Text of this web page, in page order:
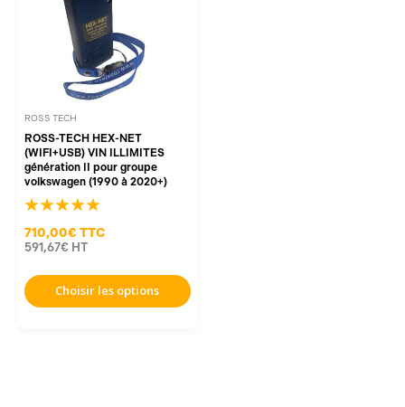
ROSS TECH
ROSS-TECH HEX-NET
(WIFI+USB) VIN ILLIMITES
génération II pour groupe
volkswagen (1990 à 2020+)
710,00€ TTC
591,67€ HT
Choisir les options